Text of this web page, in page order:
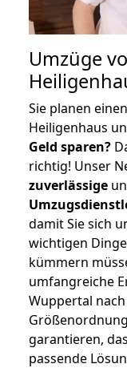
Umzüge
Sie planen
Heiligenhaus
Geld sparen?
richtig! Unser
zuverlässige
damit Sie sich
wichtigen
kümmern
umfangreiche
Wuppertal
garantieren,
passende